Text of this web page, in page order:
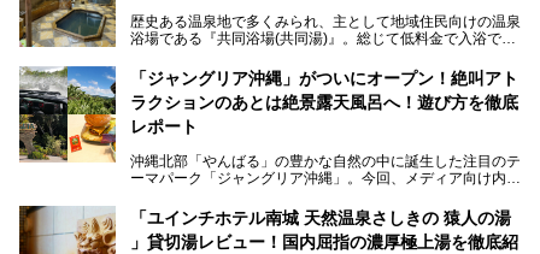
いくつ読めるか、ぜひチャレンジしてみて下さいね！
歴史ある温泉地で多くみられ、主として地域住民向けの温泉
浴場である『共同浴場(共同湯)』。総じて低料金で入浴で
特徴です。
共同浴場は全国各地の温泉地にありますが、特に九州地方は
共同湯文化が古くから発展し、質・量ともに大変充実。九州
は“共同湯王国”といっても決して過言では無いでしょう。
今回は地元在住の九州の温泉ライターである筆者が過去入浴
した中から、源泉かけ流しと泉質の良さにこだわって九州の
共同浴場を20施設厳選。入浴マナーを守りながら、ぜひ湯
めぐりの参考にされてみて下さい！
「ジャングリア沖縄」がついにオープン！絶叫アト
ラクションのあとは絶景露天風呂へ！遊び方を徹底
レポート
沖縄北部「やんばる」の豊かな自然の中に誕生した注目のテ
ーマパーク「ジャングリア沖縄」。今回、メディア向け内覧
グリアの全貌をお届けすべく、見どころや料金、アクセス方
法まで徹底解説していきます。
「ユインチホテル南城 天然温泉さしきの 猿人の湯
」貸切湯レビュー！国内屈指の濃厚極上湯を徹底紹